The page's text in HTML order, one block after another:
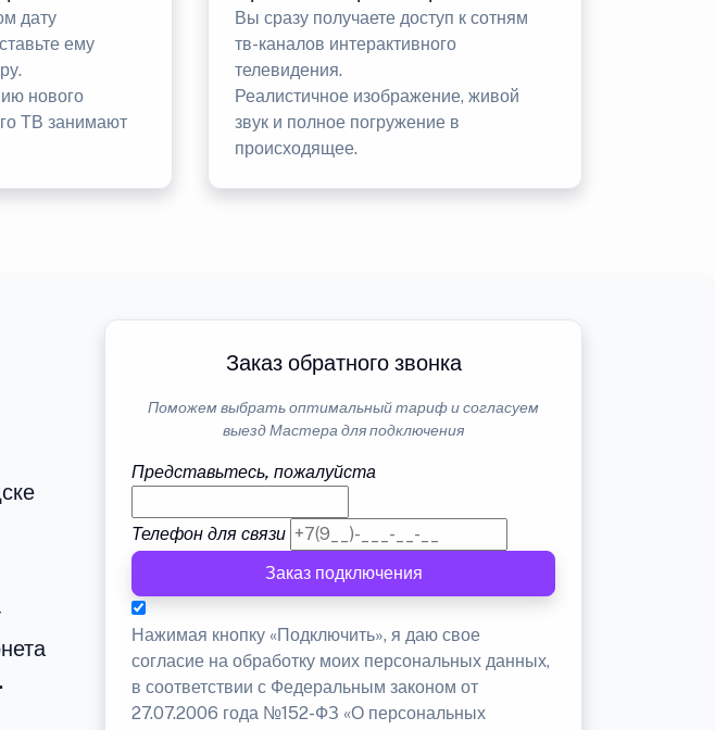
дату
ему
нового
ТВ занимают
Вы сразу получаете доступ к сотням
тв-каналов интерактивного
телевидения.
Реалистичное изображение, живой
звук и полное погружение в
происходящее.
Заказ обратного звонка
Поможем выбрать оптимальный тариф и согласуем
выезд Мастера для подключения
Представьтесь, пожалуйста
Телефон для связи
Заказ подключения
Нажимая кнопку «Подключить», я даю свое
согласие на обработку моих персональных данных,
в соответствии с Федеральным законом от
27.07.2006 года №152-ФЗ «О персональных